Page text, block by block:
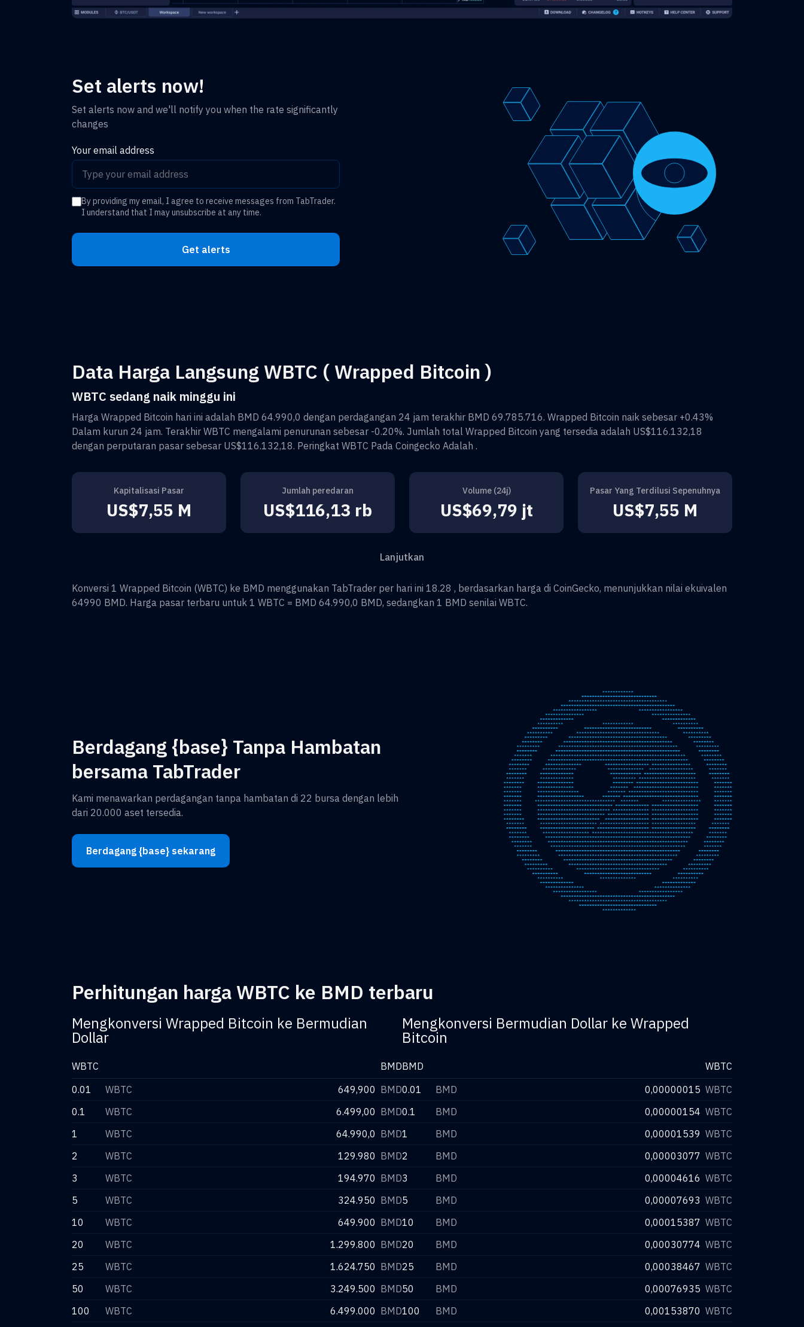
Set alerts now!
Set alerts now and we'll notify you when the rate significantly
changes
Your email address
By providing my email, I agree to receive messages from TabTrader.
I understand that I may unsubscribe at any time.
Get alerts
Data Harga Langsung WBTC ( Wrapped Bitcoin )
WBTC sedang naik minggu ini
Harga Wrapped Bitcoin hari ini adalah BMD 64.990,0 dengan perdagangan 24 jam terakhir BMD 69.785.716. Wrapped Bitcoin naik sebesar +0.43%
Dalam kurun 24 jam. Terakhir WBTC mengalami penurunan sebesar -0.20%. Jumlah total Wrapped Bitcoin yang tersedia adalah US$116.132,18
dengan perputaran pasar sebesar US$116.132,18. Peringkat WBTC Pada Coingecko Adalah .
Kapitalisasi Pasar
US$7,55 M
Jumlah peredaran
US$116,13 rb
Volume (24j)
US$69,79 jt
Pasar Yang Terdilusi Sepenuhnya
US$7,55 M
Lanjutkan
Konversi 1 Wrapped Bitcoin (WBTC) ke BMD menggunakan TabTrader per hari ini 18.28 , berdasarkan harga di CoinGecko, menunjukkan nilai ekuivalen
64990 BMD. Harga pasar terbaru untuk 1 WBTC = BMD 64.990,0 BMD, sedangkan 1 BMD senilai WBTC.
Berdagang {base} Tanpa Hambatan
bersama TabTrader
Kami menawarkan perdagangan tanpa hambatan di 22 bursa dengan lebih
dari 20.000 aset tersedia.
Berdagang {base} sekarang
Perhitungan harga WBTC ke BMD terbaru
Mengkonversi Wrapped Bitcoin ke Bermudian
Dollar
WBTC
BMD
0.01
WBTC 649,900 BMD
0.1
WBTC 6.499,00 BMD
1
WBTC 64.990,0 BMD
2
WBTC 129.980 BMD
3
WBTC 194.970 BMD
5
WBTC 324.950 BMD
10
WBTC 649.900 BMD
20
WBTC 1.299.800 BMD
25
WBTC 1.624.750 BMD
50
WBTC 3.249.500 BMD
100
WBTC 6.499.000 BMD
Mengkonversi Bermudian Dollar ke Wrapped
Bitcoin
BMD
WBTC
0.01
BMD 0,00000015 WBTC
0.1
BMD 0,00000154 WBTC
1
BMD 0,00001539 WBTC
2
BMD 0,00003077 WBTC
3
BMD 0,00004616 WBTC
5
BMD 0,00007693 WBTC
10
BMD 0,00015387 WBTC
20
BMD 0,00030774 WBTC
25
BMD 0,00038467 WBTC
50
BMD 0,00076935 WBTC
100
BMD 0,00153870 WBTC